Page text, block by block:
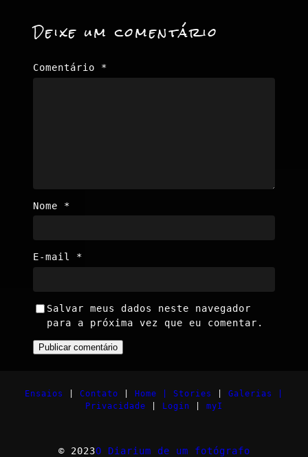
Deixe um comentário
Comentário *
Nome *
E-mail *
Salvar meus dados neste navegador
para a próxima vez que eu comentar.
Ensaios Contato Home | Stories
Galerias |
Privacidade
Login myI
© 2023O Diarium de um fotógrafo